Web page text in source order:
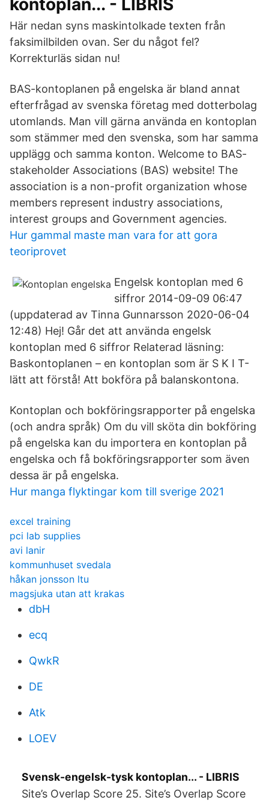
kontoplan... - LIBRIS
Här nedan syns maskintolkade texten från
faksimilbilden ovan. Ser du något fel?
Korrekturläs sidan nu!
BAS-kontoplanen på engelska är bland annat
efterfrågad av svenska företag med dotterbolag
utomlands. Man vill gärna använda en kontoplan
som stämmer med den svenska, som har samma
upplägg och samma konton. Welcome to BAS-
stakeholder Associations (BAS) website! The
association is a non-profit organization whose
members represent industry associations,
interest groups and Government agencies.
Hur gammal maste man vara for att gora
teoriprovet
Engelsk kontoplan med 6
siffror ‎2014-09-09 06:47
(uppdaterad av Tinna Gunnarsson ‎2020-06-04
12:48) Hej! Går det att använda engelsk
kontoplan med 6 siffror Relaterad läsning:
Baskontoplanen – en kontoplan som är S K I T-
lätt att förstå! Att bokföra på balanskontona.
Kontoplan och bokföringsrapporter på engelska
(och andra språk) Om du vill sköta din bokföring
på engelska kan du importera en kontoplan på
engelska och få bokföringsrapporter som även
dessa är på engelska.
Hur manga flyktingar kom till sverige 2021
excel training
pci lab supplies
avi lanir
kommunhuset svedala
håkan jonsson ltu
magsjuka utan att krakas
dbH
ecq
QwkR
DE
Atk
LOEV
Svensk-engelsk-tysk kontoplan... - LIBRIS
Site’s Overlap Score 25. Site’s Overlap Score